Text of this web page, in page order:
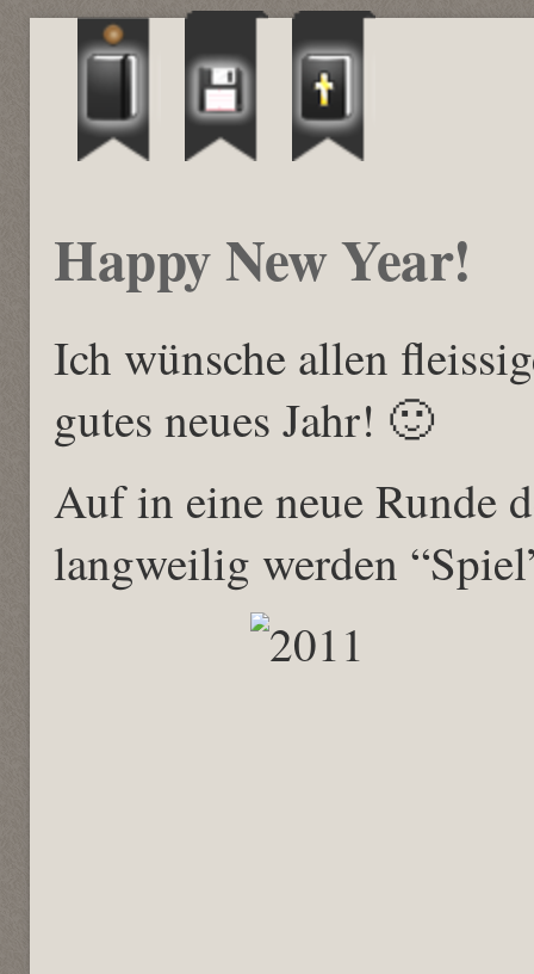
Happy New Year!
Ich wünsche allen
gutes neues Jahr! 🙂
Auf in eine neue Runde
langweilig werden